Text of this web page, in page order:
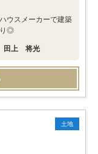
ウスメーカーで建築
り◎
田上 将光
土地